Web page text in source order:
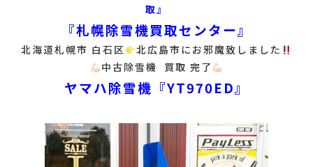
取』
『札幌除雪機買取センター』
北海道札幌市 白石区
北広島市にお邪魔致しました
中古除雪機 買取 完了
ヤマハ除雪機『YT970ED』